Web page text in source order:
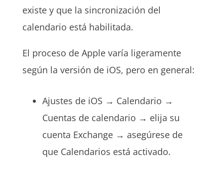
existe y que la sincronización del
calendario está habilitada.
El proceso de Apple varía ligeramente
según la versión de iOS, pero en general:
Ajustes de iOS → Calendario →
Cuentas de calendario → elija su
cuenta Exchange → asegúrese de
que Calendarios está activado.